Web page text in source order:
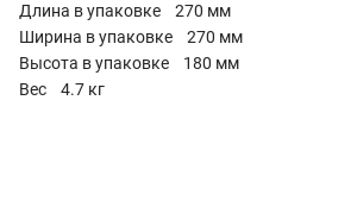
Длина в упаковке 270 мм
Ширина в упаковке 270 мм
Высота в упаковке 180 мм
Вес 4.7 кг